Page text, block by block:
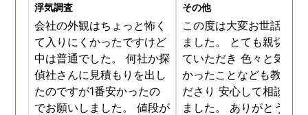
浮気調査
会社の外観はちょっと怖く
て入りにくかったですけど
中は普通でした。 何社か探
偵社さんに見積もりを出し
たのですが1番安かったの
でお願いしました。 値段が
その他
この度は大変お世話にな
ました。 とても親切に
ていただき 色々と気付
かったことなども教えて
ださり 安心して相談が
ました。 ありがとうご